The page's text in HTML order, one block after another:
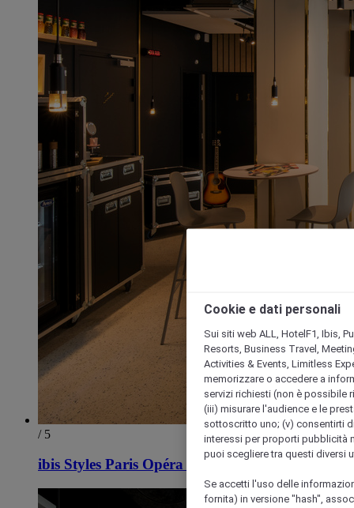
/ 5
ibis Styles Paris Opéra Lafayette
Cookie e dati personali
Sui siti web ALL, HotelF1, Ibis,
Resorts, Business Travel,
Activities & Events, Limitless
memorizzare o accedere a
servizi richiesti (non è possibile
(iii) misurare l'audience e le
sottoscritto uno; (v) consentirti
interessi per proporti pubblicità
puoi scegliere tra questi diversi
Se accetti l'uso delle
fornita) in versione "hash",